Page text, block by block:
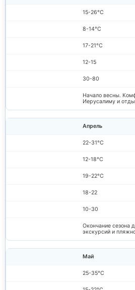
15-26°C
8-14°C
17-21°C
12-15
30-80
Начало весны.
Иерусалиму и
Апрель
22-31°C
12-18°C
19-22°C
18-22
10-30
Окончание сезона
экскурсий и
Май
25-35°C